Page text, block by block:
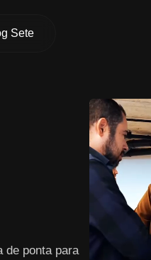
Sete
de ponta para